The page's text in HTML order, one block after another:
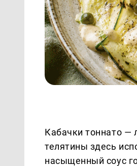
Кабачки тоннато —
телятины здесь
насыщенный соус